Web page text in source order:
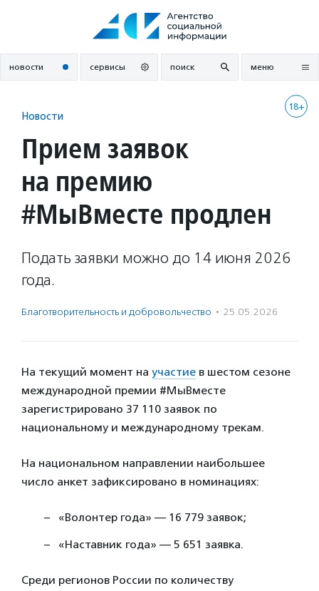
новости сервисы поиск меню
18+
Новости
Прием заявок
на премию
#МыВместе продлен
Подать заявки можно до 14 июня 2026
года.
Благотвори­тель­ность и доброволь­чест­во · 25.05.2026
На текущий момент на участие в шестом сезоне
международной премии #МыВместе
зарегистрировано 37 110 заявок по
национальному и международному трекам.
На национальном направлении наибольшее
число анкет зафиксировано в номинациях:
«Волонтер года» — 16 779 заявок;
«Наставник года» — 5 651 заявка.
Среди регионов России по количеству